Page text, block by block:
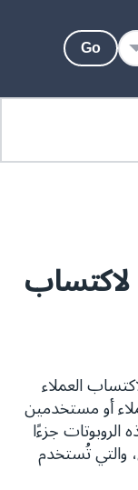
العملاء
أو مستخدمين
جزءًا
والتي تُستخدم
Go